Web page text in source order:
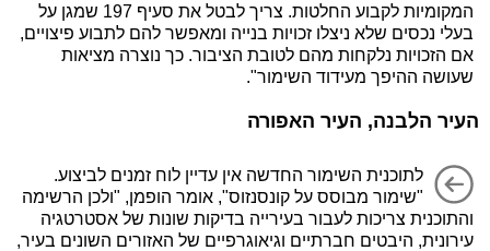
המקומיות לקבוע החלטות. צריך לבטל את סעיף 197 שמגן על
בעלי נכסים שלא ניצלו זכויות בנייה ומאפשר להם לתבוע פיצויים,
אם הזכויות נלקחות מהם לטובת הציבור. כך נוצרה מציאות
שעושה ההיפך מעידוד השימור".
העיר הלבנה, העיר האפורה
לתוכנית השימור החדשה אין עדיין לוח זמנים לביצוע.
"שימור מבוסס על קונסנזוס", אומר הופמן, "ולכן הרשימה
והתוכנית צריכות לעבור בעירייה בדיקות שונות של אסטרטגיה
עירונית, היבטים חברתיים וגיאוגרפיים של האזורים השונים בעיר,